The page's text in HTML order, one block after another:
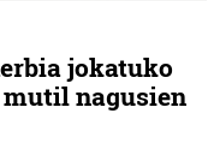
jokatuko
nagusien